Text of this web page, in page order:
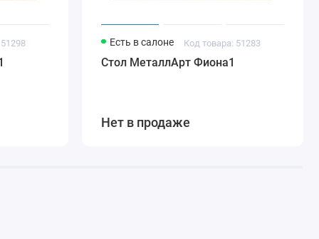
Есть в салоне Код товара: 51283
Стол МеталлАрт Фиона1
Нет в продаже